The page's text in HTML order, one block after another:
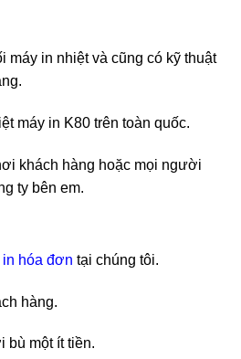
máy in nhiệt và cũng có kỹ thuật
máy in K80 trên toàn quốc.
khách hàng hoặc mọi người
ty bên em.
hóa đơn tại chúng tôi.
hàng.
bù một ít tiền.